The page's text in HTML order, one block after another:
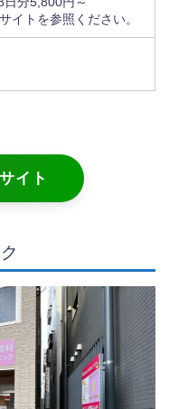
イトを参照ください。
イト